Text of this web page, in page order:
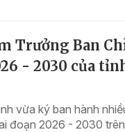
Trưởng Ban
- 2030 của
vừa ký ban hành
đoạn 2026 - 2030